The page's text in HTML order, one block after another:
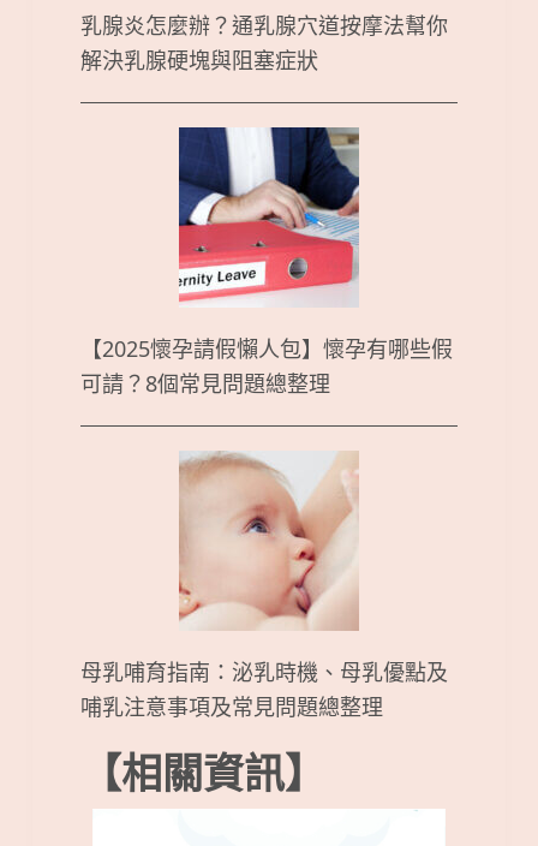
乳腺炎怎麼辦？通乳腺穴道按摩法幫你
解決乳腺硬塊與阻塞症狀
【2025懷孕請假懶人包】懷孕有哪些假
可請？8個常見問題總整理
母乳哺育指南：泌乳時機、母乳優點及
哺乳注意事項及常見問題總整理
【相關資訊】